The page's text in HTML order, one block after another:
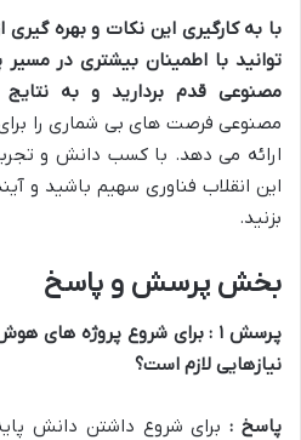
با به کارگیری این نکات و بهره گیری
توانید با اطمینان بیشتری در
مصنوعی قدم بردارید و به
مصنوعی فرصت های بی شماری را
ارائه می دهد. با کسب دانش و
این انقلاب فناوری سهیم باشید و
بزنید.
بخش پرسش و پاسخ
پرسش ۱ : برای شروع پروژه های
نیازهایی لازم است؟
پاسخ : برای شروع داشتن دانش